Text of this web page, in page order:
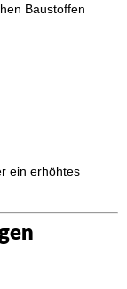
Baustoffen
ein erhöhtes